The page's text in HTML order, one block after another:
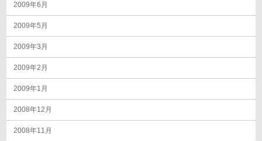
2009年6月
2009年5月
2009年3月
2009年2月
2009年1月
2008年12月
2008年11月